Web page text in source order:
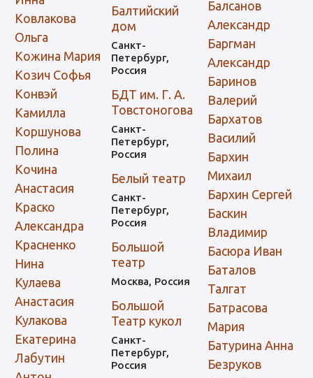
Ковлакова
Ольга
Кожина Мария
Козич Софья
Конвэй
Камилла
Коршунова
Полина
Кочина
Анастасия
Краско
Александра
Красненко
Нина
Кулаева
Анастасия
Кулакова
Екатерина
Лабутин
Балтийский
дом
Санкт-
Петербург,
Россия
БДТ им. Г. А.
Товстоногова
Санкт-
Петербург,
Россия
Белый театр
Санкт-
Петербург,
Россия
Большой
театр
Москва, Россия
Большой
Театр кукол
Санкт-
Петербург,
Россия
Балсанов
Александр
Баргман
Александр
Баринов
Валерий
Бархатов
Василий
Бархин
Михаил
Бархин Сергей
Баскин
Владимир
Басюра Иван
Баталов
Талгат
Батрасова
Мария
Батурина Анна
Безруков